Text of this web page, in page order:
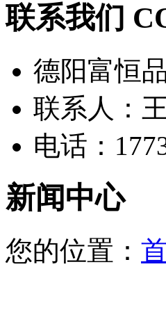
联系我们
德阳富恒
联系人：
电话：
新闻中心
您的位置：